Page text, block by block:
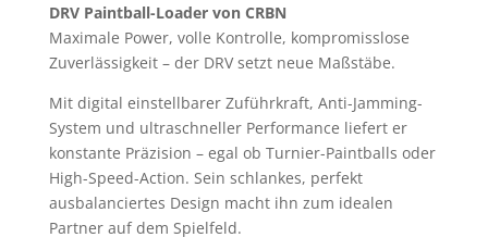
DRV Paintball-Loader von CRBN
Maximale Power, volle Kontrolle, kompromisslose
Zuverlässigkeit – der DRV setzt neue Maßstäbe.
Mit digital einstellbarer Zuführkraft, Anti-Jamming-
System und ultraschneller Performance liefert er
konstante Präzision – egal ob Turnier-Paintballs oder
High-Speed-Action. Sein schlankes, perfekt
ausbalanciertes Design macht ihn zum idealen
Partner auf dem Spielfeld.